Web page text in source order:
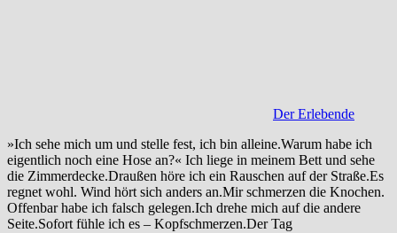
Der Erlebende
»Ich sehe mich um und stelle fest, ich bin alleine.Warum habe ich
eigentlich noch eine Hose an?« Ich liege in meinem Bett und sehe
die Zimmerdecke.Draußen höre ich ein Rauschen auf der Straße.Es
regnet wohl. Wind hört sich anders an.Mir schmerzen die Knochen.
Offenbar habe ich falsch gelegen.Ich drehe mich auf die andere
Seite.Sofort fühle ich es – Kopfschmerzen.Der Tag